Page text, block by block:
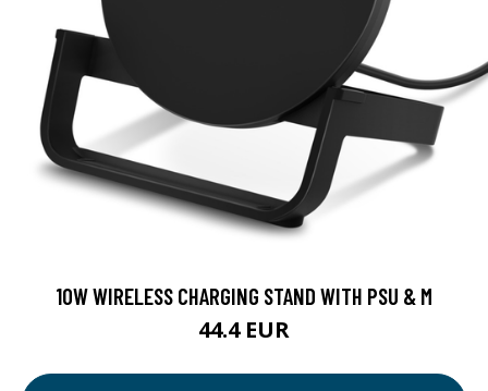
10W WIRELESS CHARGING STAND WITH PSU & M
44.4 EUR